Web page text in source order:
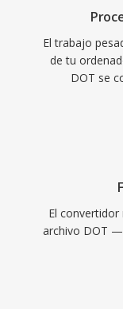
El trabajo
de tu
DOT se
El
archivo DOT